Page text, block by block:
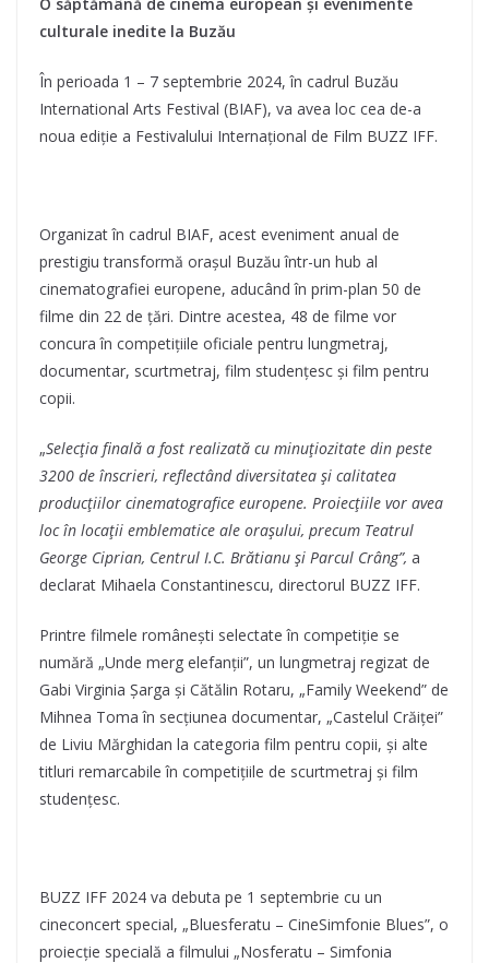
culturale inedite la Buzău
În perioada 1 – 7 septembrie 2024, în cadrul Buzău
International Arts Festival (BIAF), va avea loc cea de-a
noua ediție a Festivalului Internațional de Film BUZZ IFF.
Organizat în cadrul BIAF, acest eveniment anual de
prestigiu transformă orașul Buzău într-un hub al
cinematografiei europene, aducând în prim-plan 50 de
filme din 22 de țări. Dintre acestea, 48 de filme vor
concura în competițiile oficiale pentru lungmetraj,
documentar, scurtmetraj, film studențesc și film pentru
copii.
„Selecția finală a fost realizată cu minuțiozitate din peste
3200 de înscrieri, reflectând diversitatea și calitatea
producțiilor cinematografice europene. Proiecțiile vor avea
loc în locații emblematice ale orașului, precum Teatrul
George Ciprian, Centrul I.C. Brătianu și Parcul Crâng”, a
declarat Mihaela Constantinescu, directorul BUZZ IFF.
Printre filmele românești selectate în competiție se
numără „Unde merg elefanții”, un lungmetraj regizat de
Gabi Virginia Șarga și Cătălin Rotaru, „Family Weekend” de
Mihnea Toma în secțiunea documentar, „Castelul Crăiței”
de Liviu Mărghidan la categoria film pentru copii, și alte
titluri remarcabile în competițiile de scurtmetraj și film
studențesc.
BUZZ IFF 2024 va debuta pe 1 septembrie cu un
cineconcert special, „Bluesferatu – CineSimfonie Blues”, o
proiecție specială a filmului „Nosferatu – Simfonia